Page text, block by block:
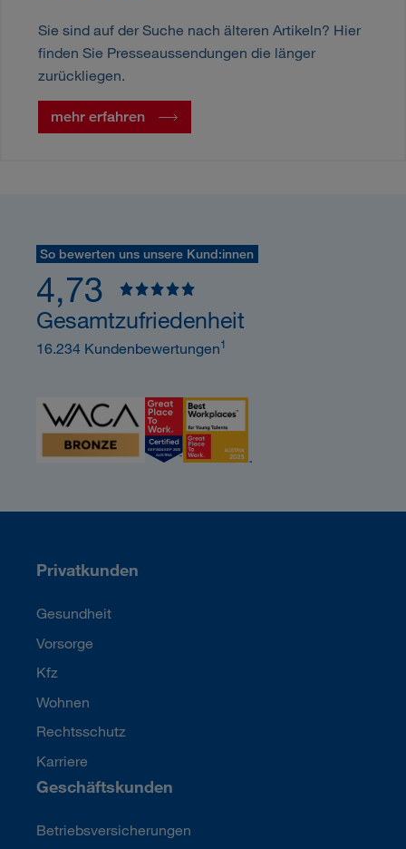
Sie sind auf der Suche nach älteren Artikeln? Hier
finden Sie Presseaussendungen die länger
zurückliegen.
mehr erfahren
Privatkunden
Gesundheit
Vorsorge
Kfz
Wohnen
Rechtsschutz
Karriere
Geschäftskunden
Betriebsversicherungen
So bewerten uns unsere Kund:innen
4,73
Gesamtzufriedenheit
16.234 Kundenbewertungen1